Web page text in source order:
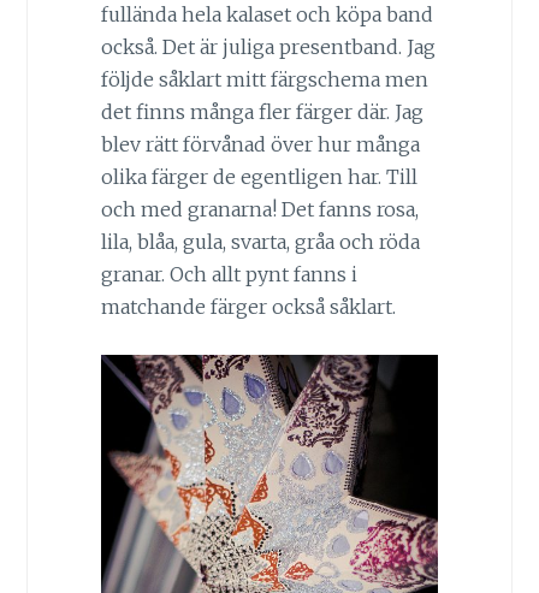
fullända hela kalaset och köpa band
också. Det är juliga presentband. Jag
följde såklart mitt färgschema men
det finns många fler färger där. Jag
blev rätt förvånad över hur många
olika färger de egentligen har. Till
och med granarna! Det fanns rosa,
lila, blåa, gula, svarta, gråa och röda
granar. Och allt pynt fanns i
matchande färger också såklart.